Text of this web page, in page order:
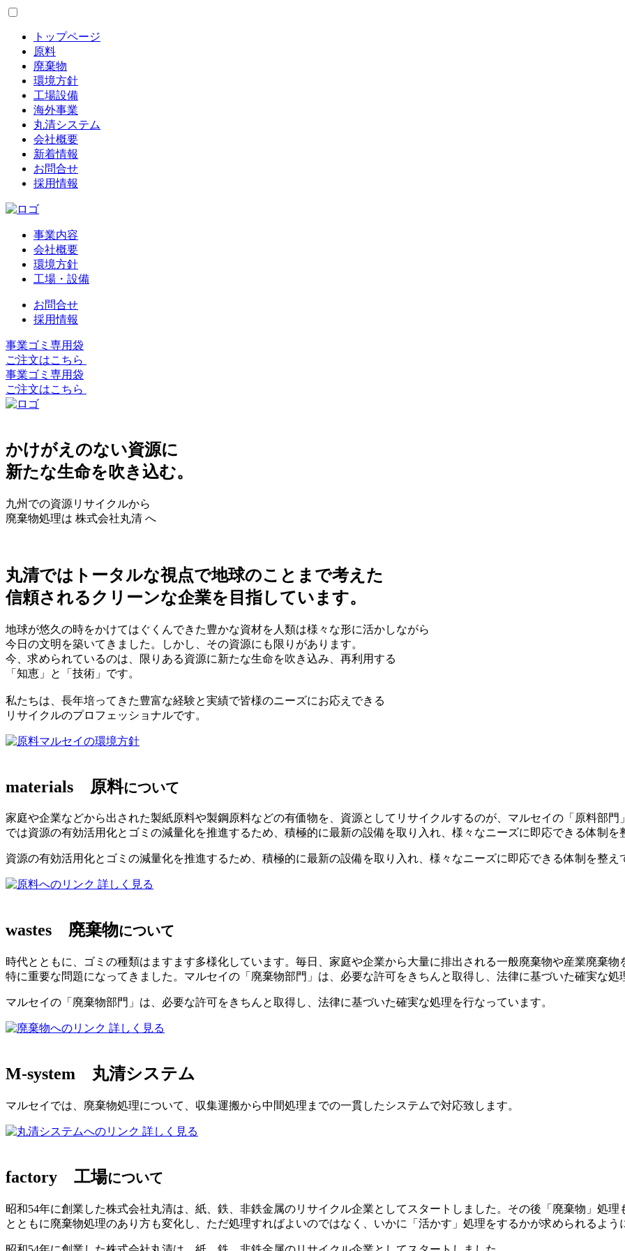
トップページ
原料
廃棄物
環境方針
工場設備
海外事業
丸清システム
会社概要
新着情報
お問合せ
採用情報
事業内容
会社概要
環境方針
工場・設備
お問合せ
採用情報
事業ゴミ専用袋
ご注文はこちら
事業ゴミ専用袋
ご注文はこちら
かけがえのない資源に
新たな生命を吹き込む。
九州での資源リサイクルから
廃棄物処理は 株式会社丸清 へ
丸清ではトータルな視点で地球のことまで考えた
信頼されるクリーンな企業を目指しています。
地球が悠久の時をかけてはぐくんできた豊かな資材を人類は様々な形に活かしながら
今日の文明を築いてきました。しかし、その資源にも限りがあります。
今、求められているのは、限りある資源に新たな生命を吹き込み、再利用する
「知恵」と「技術」です。
私たちは、長年培ってきた豊富な経験と実績で皆様のニーズにお応えできる
リサイクルのプロフェッショナルです。
マルセイの環境方針
materials 原料について
家庭や企業などから出された製紙原料や製鋼原料などの有価物を、資源としてリサイクルするのが、マルセイの「原料部
では資源の有効活用化とゴミの減量化を推進するため、積極的に最新の設備を取り入れ、様々なニーズに即応できる体制を
資源の有効活用化とゴミの減量化を推進するため、積極的に最新の設備を取り入れ、様々なニーズに即応できる体制を整え
詳しく見る
wastes 廃棄物について
時代とともに、ゴミの種類はますます多様化しています。毎日、家庭や企業から大量に排出される一般廃棄物や産業廃棄物
特に重要な問題になってきました。マルセイの「廃棄物部門」は、必要な許可をきちんと取得し、法律に基づいた確実な処
マルセイの「廃棄物部門」は、必要な許可をきちんと取得し、法律に基づいた確実な処理を行なっています。
詳しく見る
M-system 丸清システム
マルセイでは、廃棄物処理について、収集運搬から中間処理までの一貫したシステムで対応致します。
詳しく見る
factory 工場について
昭和54年に創業した株式会社丸清は、紙、鉄、非鉄金属のリサイクル企業としてスタートしました。その後「廃棄物」処
とともに廃棄物処理のあり方も変化し、ただ処理すればよいのではなく、いかに「活かす」処理をするかが求められるよう